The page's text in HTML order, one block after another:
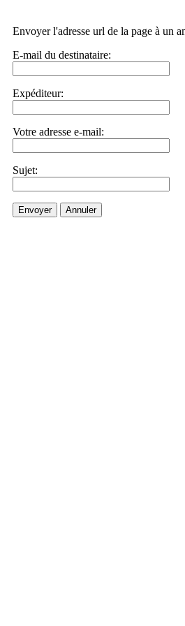
Envoyer l'adresse url de la page à un
E-mail du destinataire:
Expéditeur:
Votre adresse e-mail:
Sujet:
Envoyer Annuler